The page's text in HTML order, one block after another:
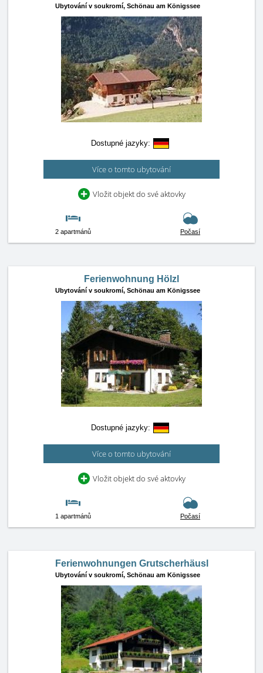
Ubytování v soukromí, Schönau am Königssee
Dostupné jazyky:
Více o tomto ubytování
Vložit objekt do své aktovky
2 apartmánů Počasí
Ferienwohnung Hölzl
Ubytování v soukromí, Schönau am Königssee
Dostupné jazyky:
Více o tomto ubytování
Vložit objekt do své aktovky
1 apartmánů Počasí
Ferienwohnungen Grutscherhäusl
Ubytování v soukromí, Schönau am Königssee